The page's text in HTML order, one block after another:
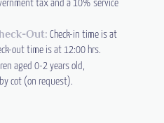
tax and a 10% service
Out: Check-in time is at
out time is at 12:00 hrs.
aged 0-2 years old,
cot (on request).